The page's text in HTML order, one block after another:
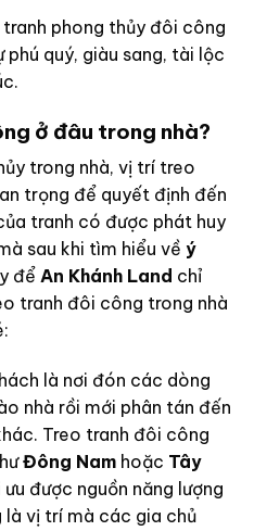
phong thủy đôi công
phú quý, giàu sang, tài lộc
ở đâu trong nhà?
trong nhà, vị trí treo
trọng để quyết định đến
tranh có được phát huy
sau khi tìm hiểu về ý
để An Khánh Land chỉ
tranh đôi công trong nhà
là nơi đón các dòng
nhà rồi mới phân tán đến
Treo tranh đôi công
Đông Namhoặc Tây
được nguồn năng lượng
vị trí mà các gia chủ